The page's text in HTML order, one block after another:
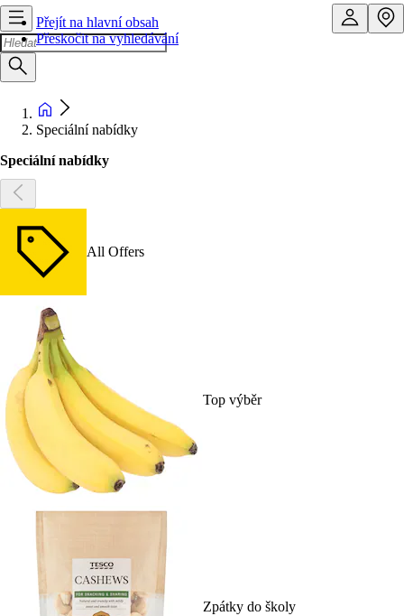
Přejít na hlavní obsah
Přeskočit na vyhledávání
Speciální nabídky
Speciální nabídky
All Offers
Top výběr
Zpátky do školy